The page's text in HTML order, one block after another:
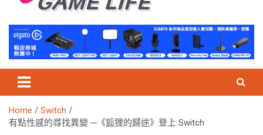
Home
Switch
有點性感的尋找異變 ─《狐狸的歸途》登上 Switch